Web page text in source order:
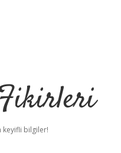
keyifli bilgiler!